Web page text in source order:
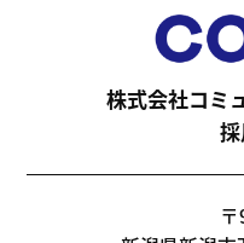
株式会社コミ